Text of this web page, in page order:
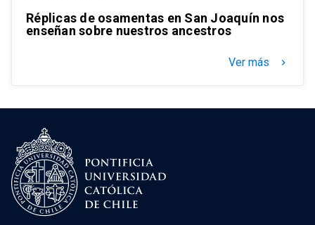
Réplicas de osamentas en San Joaquín nos
enseñan sobre nuestros ancestros
Ver más keyboard_arrow_right